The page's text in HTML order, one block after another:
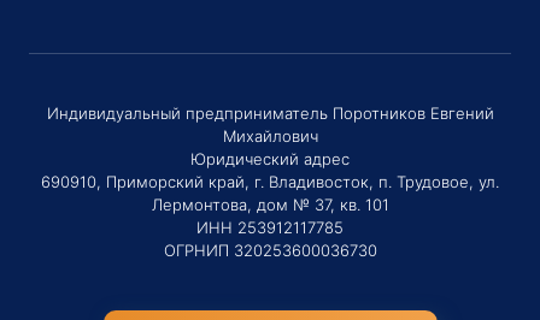
Индивидуальный предприниматель Поротников Евгений
Михайлович
Юридический адрес
690910, Приморский край, г. Владивосток, п. Трудовое, ул.
Лермонтова, дом № 37, кв. 101
ИНН 253912117785
ОГРНИП 320253600036730